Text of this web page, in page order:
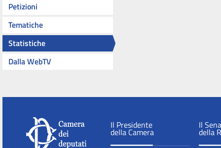
Petizioni
Tematiche
Statistiche
Dalla WebTV
Il Presidente
della Camera
Il
della